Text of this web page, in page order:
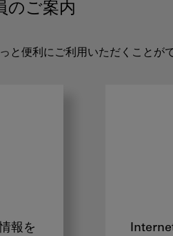
のご案内
と便利にご利用いただくことが
報を